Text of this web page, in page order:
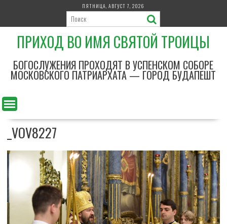
р
с
о
ПЯТНИЦА, АВГУСТ 7, 2026
ПРИХОД ВО ИМЯ СВЯТОЙ ТРОИЦЫ
БОГОСЛУЖЕНИЯ ПРОХОДЯТ В УСПЕНСКОМ СОБОРЕ
МОСКОВСКОГО ПАТРИАРХАТА — ГОРОД БУДАПЕШТ
_VOV8227